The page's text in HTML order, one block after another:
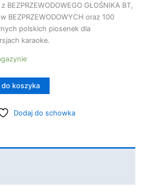
BEZPRZEWODOWEGO GŁOŚNIKA BT,
BEZPRZEWODOWYCH oraz 100
polskich piosenek dla
karaoke.
do koszyka
Dodaj do schowka